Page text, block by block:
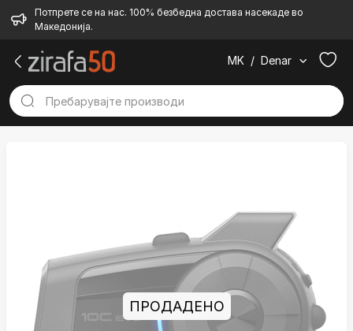
Потпрете се на нас. 100% безбедна достава насекаде во
Македонија.
MK / Denar
ПРОДАДЕНО